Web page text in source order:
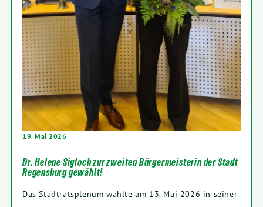
19. Mai 2026
Dr. Helene Sigloch zur zweiten Bürgermeisterin der Stadt
Regensburg gewählt!
Das Stadt­rats­ple­num wähl­te am 13. Mai 2026 in sei­ner